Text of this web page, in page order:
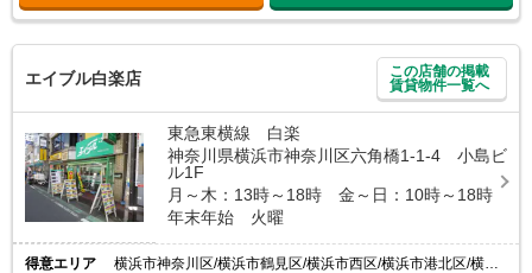
エイブル白楽店
この店舗の掲載
賃貸物件一覧へ
東急東横線 白楽
神奈川県横浜市神奈川区六角橋1-1-4 小島ビ
ル1F
月～木：13時～18時 金～日：10時～18時
年末年始 火曜
得意エリア 横浜市神奈川区/横浜市鶴見区/横浜市西区/横浜市港北区/横浜市保土ケ谷区